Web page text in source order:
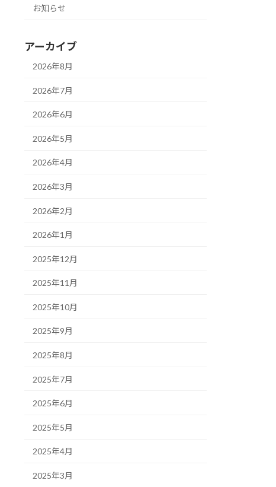
お知らせ
アーカイブ
2026年8月
2026年7月
2026年6月
2026年5月
2026年4月
2026年3月
2026年2月
2026年1月
2025年12月
2025年11月
2025年10月
2025年9月
2025年8月
2025年7月
2025年6月
2025年5月
2025年4月
2025年3月